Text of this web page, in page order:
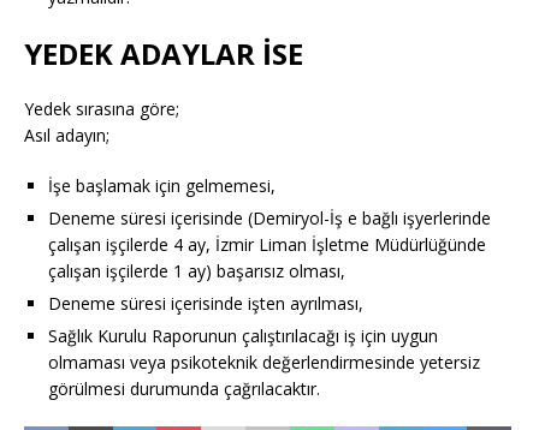
YEDEK ADAYLAR İSE
Yedek sırasına göre;
Asıl adayın;
İşe başlamak için gelmemesi,
Deneme süresi içerisinde (Demiryol-İş e bağlı işyerlerinde
çalışan işçilerde 4 ay, İzmir Liman İşletme Müdürlüğünde
çalışan işçilerde 1 ay) başarısız olması,
Deneme süresi içerisinde işten ayrılması,
Sağlık Kurulu Raporunun çalıştırılacağı iş için uygun
olmaması veya psikoteknik değerlendirmesinde yetersiz
görülmesi durumunda çağrılacaktır.